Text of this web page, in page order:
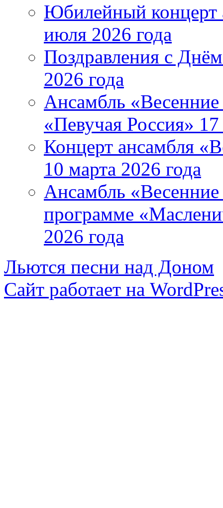
Юбилейный концерт
июля 2026 года
Поздравления с
2026 года
Ансамбль «Весенние
«Певучая Россия»
Концерт ансамбля
10 марта 2026 года
Ансамбль «Весенние
программе
2026 года
Льются песни над Доном
Сайт работает на